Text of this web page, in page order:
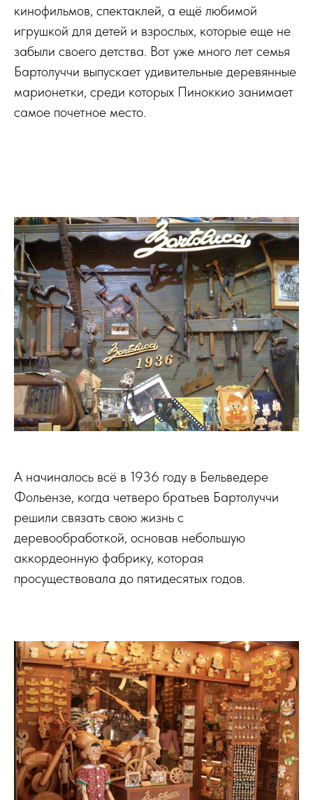
кинофильмов, спектаклей, а ещё любимой
игрушкой для детей и взрослых, которые еще не
забыли своего детства. Вот уже много лет семья
Бартолуччи выпускает удивительные деревянные
марионетки, среди которых Пиноккио занимает
самое почетное место.
А начиналось всё в 1936 году в Бельведере
Фольензе, когда четверо братьев Бартолуччи
решили связать свою жизнь с
деревообработкой, основав небольшую
аккордеонную фабрику, которая
просуществовала до пятидесятых годов.